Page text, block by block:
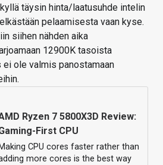
täysin hinta/laatusuhde intelin
pelaamisesta vaan kyse.
siihen nähden aika
12900K tasoista
ole valmis panostamaan
Ryzen 7 5800X3D Review:
First CPU
CPU cores faster rather than
more cores is the best way